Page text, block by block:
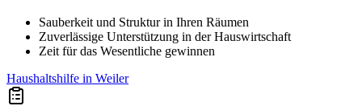
Sauberkeit und Struktur in Ihren Räumen
Zuverlässige Unterstützung in der Hauswirtschaft
Zeit für das Wesentliche gewinnen
Haushaltshilfe in Weiler